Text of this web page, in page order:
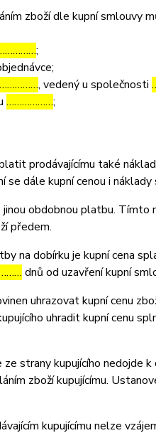
zboží dle kupní smlouvy
;
, vedený u společnosti
………………;
prodávajícímu také
dále kupní cenou i náklady
obdobnou platbu. Tímto
předem.
dobírku je kupní cena
dnů od uzavření kupní
uhrazovat kupní cenu
uhradit kupní cenu
strany kupujícího nedojde
zboží kupujícímu.
kupujícímu nelze